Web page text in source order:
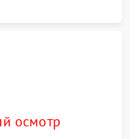
осмотр